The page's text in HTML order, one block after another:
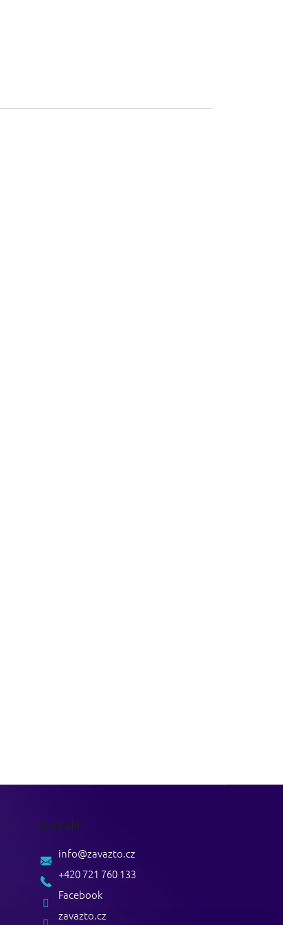
Kontakt
zavazto.cz
info@zavazto.cz
+420 721 760 133
Facebook